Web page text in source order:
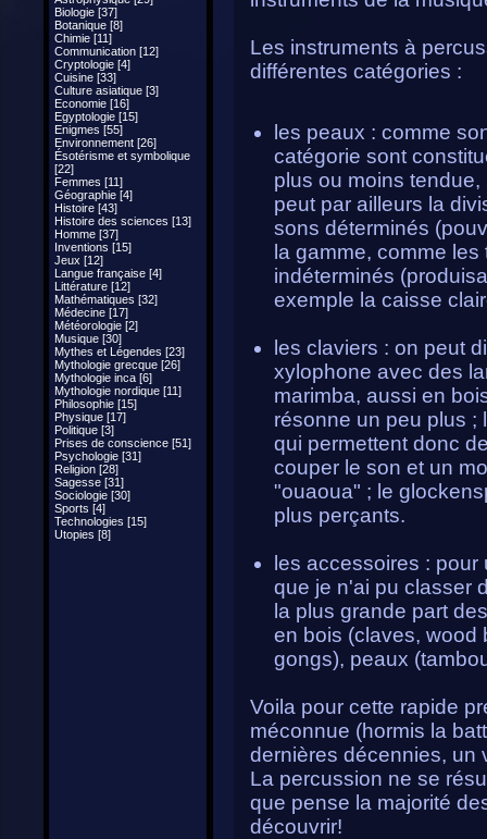
Biologie [37]
Botanique [8]
Chimie [11]
Communication [12]
Cryptologie [4]
Cuisine [33]
Culture asiatique [3]
Economie [16]
Egyptologie [15]
Enigmes [55]
Environnement [26]
Ésotérisme et symbolique
[22]
Femmes [11]
Géographie [4]
Histoire [43]
Histoire des sciences [13]
Homme [37]
Inventions [15]
Jeux [12]
Langue française [4]
Littérature [12]
Mathématiques [32]
Médecine [17]
Météorologie [2]
Musique [30]
Mythes et Légendes [23]
Mythologie grecque [26]
Mythologie inca [6]
Mythologie nordique [11]
Philosophie [15]
Physique [17]
Politique [3]
Prises de conscience [51]
Psychologie [31]
Religion [28]
Sagesse [31]
Sociologie [30]
Sports [4]
Technologies [15]
Utopies [8]
Les instruments à
différentes catégories :
les peaux : comme
catégorie sont
plus ou moins
peut par ailleurs la
sons déterminés
la gamme, comme
indéterminés
exemple la caisse
les claviers : on peut
xylophone avec des
marimba, aussi en
résonne un peu plus ;
qui permettent donc
couper le son et un
"ouaoua" ; le
plus perçants.
les accessoires :
que je n'ai pu classer
la plus grande part
en bois (claves, wood
gongs), peaux
Voila pour cette rapide
méconnue (hormis la
dernières décennies, un
La percussion ne se
que pense la majorité
découvrir!